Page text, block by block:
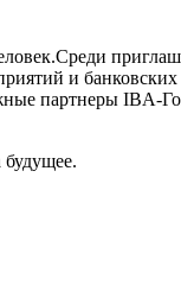
и банковских
партнеры IBA-